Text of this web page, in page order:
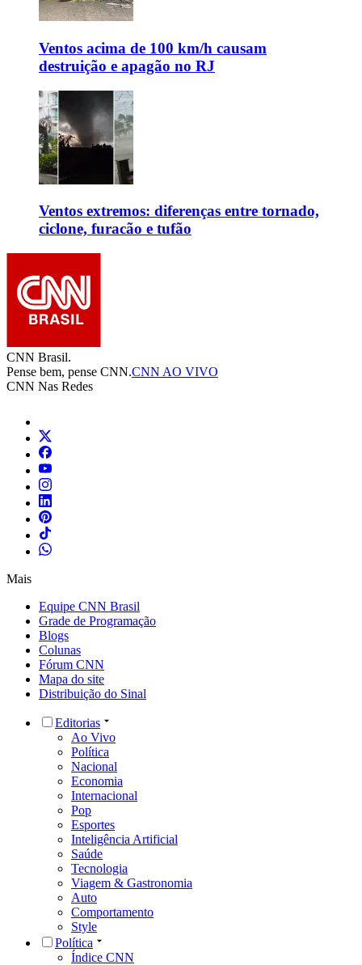
Ventos acima de 100 km/h causam
destruição e apagão no RJ
Ventos extremos: diferenças entre tornado,
ciclone, furacão e tufão
CNN Brasil.
Pense bem, pense CNN.CNN AO VIVO
CNN Nas Redes
Mais
Equipe CNN Brasil
Grade de Programação
Blogs
Colunas
Fórum CNN
Mapa do site
Distribuição do Sinal
Editorias
Ao Vivo
Política
Nacional
Economia
Internacional
Pop
Esportes
Inteligência Artificial
Saúde
Tecnologia
Viagem & Gastronomia
Auto
Comportamento
Style
Política
Índice CNN